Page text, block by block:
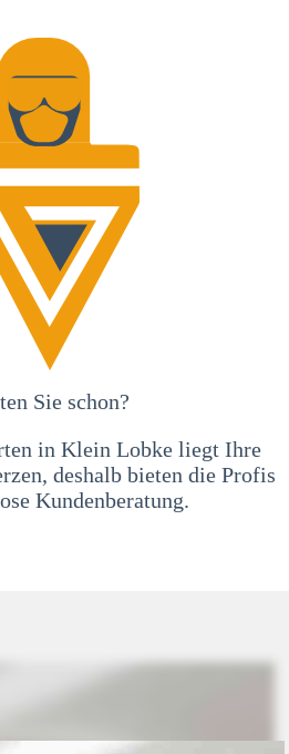
Sie schon?
in Klein Lobke liegt Ihre
deshalb bieten die Profis
Kundenberatung.